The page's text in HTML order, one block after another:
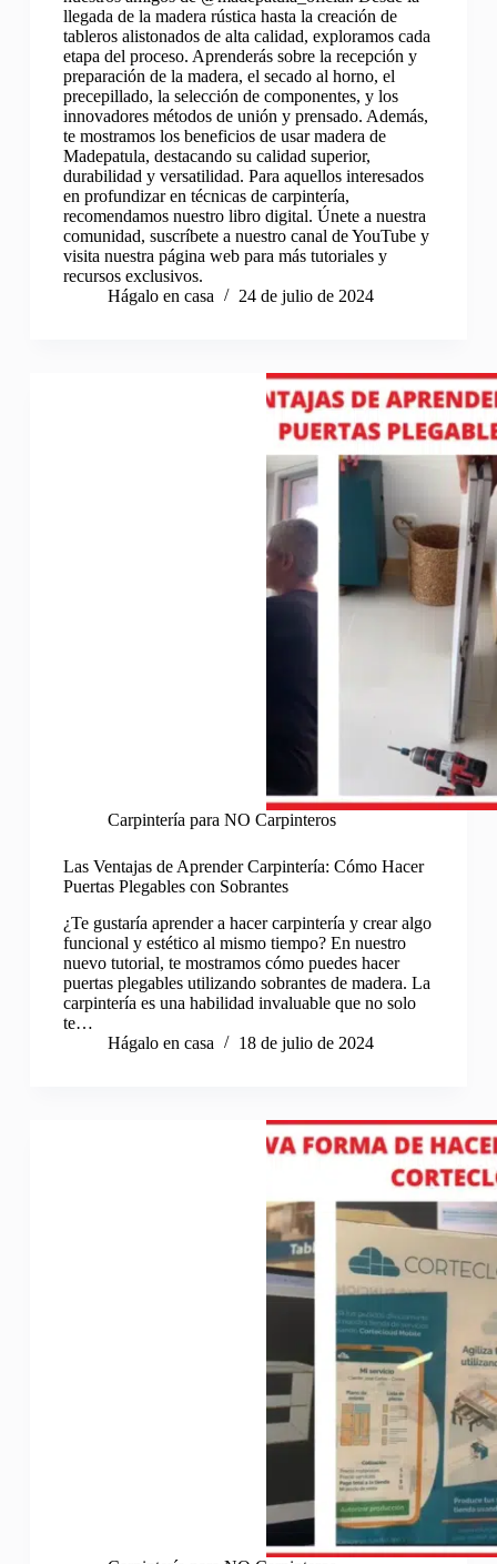
llegada de la madera rústica hasta la creación de
tableros alistonados de alta calidad, exploramos cada
etapa del proceso. Aprenderás sobre la recepción y
preparación de la madera, el secado al horno, el
precepillado, la selección de componentes, y los
innovadores métodos de unión y prensado. Además,
te mostramos los beneficios de usar madera de
Madepatula, destacando su calidad superior,
durabilidad y versatilidad. Para aquellos interesados
en profundizar en técnicas de carpintería,
recomendamos nuestro libro digital. Únete a nuestra
comunidad, suscríbete a nuestro canal de YouTube y
visita nuestra página web para más tutoriales y
recursos exclusivos.
Hágalo en casa
24 de julio de 2024
Carpintería para NO Carpinteros
Las Ventajas de Aprender Carpintería: Cómo Hacer
Puertas Plegables con Sobrantes
¿Te gustaría aprender a hacer carpintería y crear algo
funcional y estético al mismo tiempo? En nuestro
nuevo tutorial, te mostramos cómo puedes hacer
puertas plegables utilizando sobrantes de madera. La
carpintería es una habilidad invaluable que no solo
te…
Hágalo en casa
18 de julio de 2024